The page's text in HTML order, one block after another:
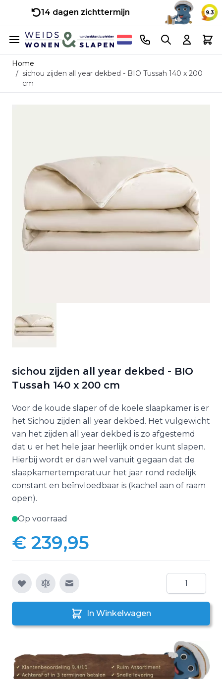
14 dagen zichttermijn 9.3
Ga naar de inhoud
Telefoonnummer
Search Cart
Home
/ sichou zijden all year dekbed - BIO Tussah 140 x 200
cm
sichou zijden all year dekbed - BIO
Tussah 140 x 200 cm
Voor de koude slaper of de koele slaapkamer is er
het Sichou zijden all year dekbed. Het vulgewicht
van het zijden all year dekbed is zo afgestemd
dat u er het hele jaar heerlijk onder kunt slapen.
Hierbij wordt er dan wel vanuit gegaan dat de
slaapkamertemperatuur het jaar rond redelijk
constant en beïnvloedbaar is (kachel aan of raam
open).
Op voorraad
€ 239,95
E-mail naar een vriend
Aantal
In Winkelwagen